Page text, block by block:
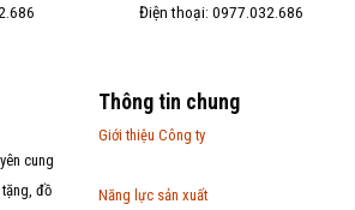
Điện thoại: 0977.032.686
cung
đồ
Thông tin chung
Giới thiệu Công ty
Năng lực sản xuất